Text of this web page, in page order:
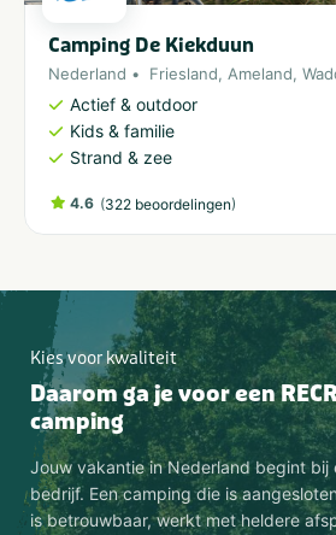
Camping De Kiekduun
Nederland Friesland, Ameland,
Actief & outdoor
Kids & familie
Strand & zee
4.6 (322 beoordelingen)
Kies voor kwaliteit
Daarom ga je voor een
camping
Jouw vakantie in Nederland begint bij
bedrijf. Een camping die is
is betrouwbaar, werkt met heldere